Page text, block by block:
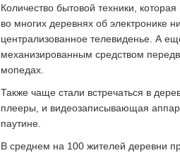
Количество бытовой техники,
во многих деревнях об электронике
централизованное телевиденье. А
механизированным средством
мопедах.
Также чаще стали встречаться в
плееры, и видеозаписывающая
паутине.
В среднем на 100 жителей деревни